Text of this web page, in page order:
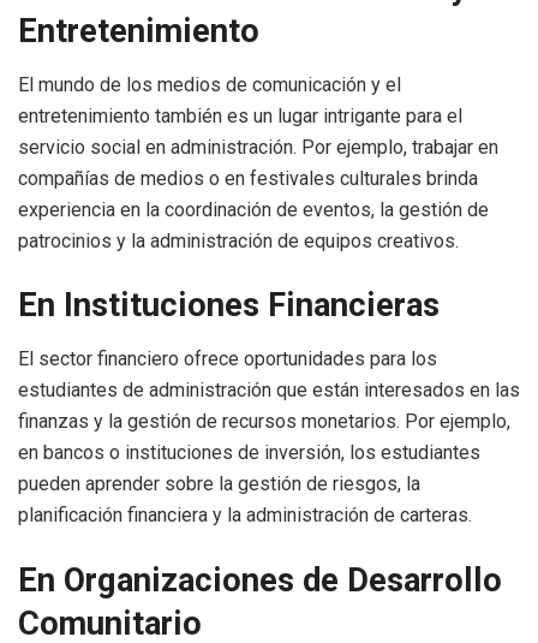
Entretenimiento
El mundo de los medios de comunicación y el
entretenimiento también es un lugar intrigante para el
servicio social en administración. Por ejemplo, trabajar en
compañías de medios o en festivales culturales brinda
experiencia en la coordinación de eventos, la gestión de
patrocinios y la administración de equipos creativos.
En Instituciones Financieras
El sector financiero ofrece oportunidades para los
estudiantes de administración que están interesados en las
finanzas y la gestión de recursos monetarios. Por ejemplo,
en bancos o instituciones de inversión, los estudiantes
pueden aprender sobre la gestión de riesgos, la
planificación financiera y la administración de carteras.
En Organizaciones de Desarrollo
Comunitario